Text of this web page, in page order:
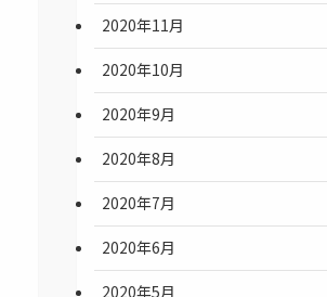
2020年11月
2020年10月
2020年9月
2020年8月
2020年7月
2020年6月
2020年5月